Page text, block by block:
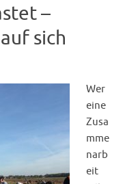
–
sich
Wer
eine
Zusa
mme
narb
eit